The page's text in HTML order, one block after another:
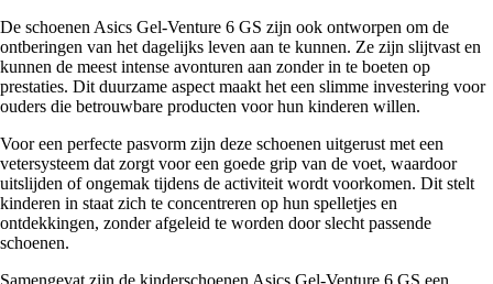
De schoenen Asics Gel-Venture 6 GS zijn ook ontworpen om de
ontberingen van het dagelijks leven aan te kunnen. Ze zijn slijtvast en
kunnen de meest intense avonturen aan zonder in te boeten op
prestaties. Dit duurzame aspect maakt het een slimme investering voor
ouders die betrouwbare producten voor hun kinderen willen.
Voor een perfecte pasvorm zijn deze schoenen uitgerust met een
vetersysteem dat zorgt voor een goede grip van de voet, waardoor
uitslijden of ongemak tijdens de activiteit wordt voorkomen. Dit stelt
kinderen in staat zich te concentreren op hun spelletjes en
ontdekkingen, zonder afgeleid te worden door slecht passende
schoenen.
Samengevat zijn de kinderschoenen Asics Gel-Venture 6 GS een